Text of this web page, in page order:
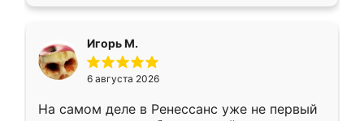
Игорь М.
6 августа 2026
На самом деле в Ренессанс уже не первый